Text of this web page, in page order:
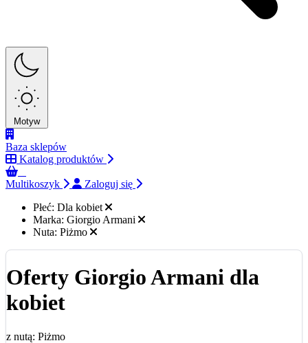
Motyw
Baza sklepów
Katalog produktów
Multikoszyk
Zaloguj się
Płeć: Dla kobiet
Marka: Giorgio Armani
Nuta: Piżmo
Oferty Giorgio Armani dla
kobiet
z nutą: Piżmo